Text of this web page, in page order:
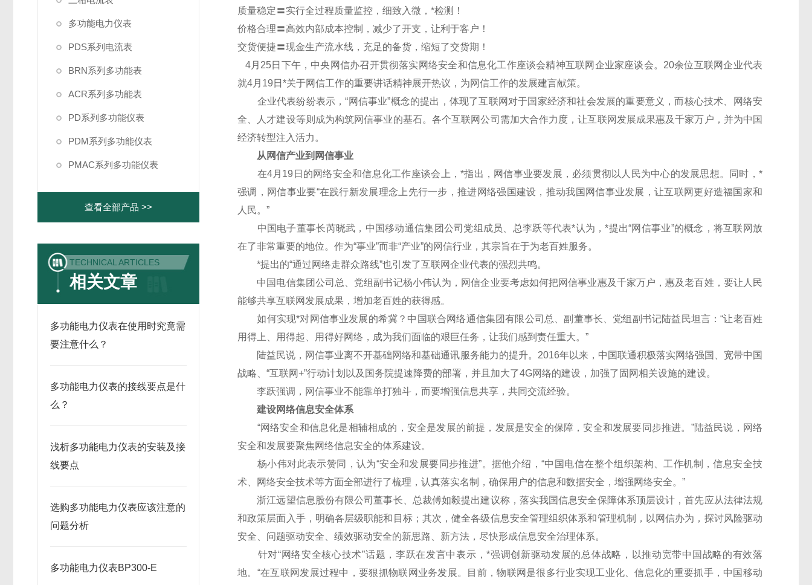
多功能电力仪表
PDS系列电流表
BRN系列多功能表
ACR系列多功能表
PD系列多功能仪表
PDM系列多功能仪表
PMAC系列多功能仪表
查看全部产品 >>
TECHNICAL ARTICLES
相关文章
多功能电力仪表在使用时究竟需
要注意什么？
多功能电力仪表的接线要点是什
么？
浅析多功能电力仪表的安装及接
线要点
选购多功能电力仪表应该注意的
问题分析
多功能电力仪表BP300-E
质量稳定〓实行全过程质量监控，细致入微，*检测！
价格合理〓高效内部成本控制，减少了开支，让利于客户！
交货便捷〓现金生产流水线，充足的备货，缩短了交货期！
4月25日下午，中央网信办召开贯彻落实网络安全和信息化工作座谈会精神互联网企业家座谈会。20余位互联网企业代表
就4月19日*关于网信工作的重要讲话精神展开热议，为网信工作的发展建言献策。
企业代表纷纷表示，“网信事业”概念的提出，体现了互联网对于国家经济和社会发展的重要意义，而核心技术、网络安
全、人才建设等则成为构筑网信事业的基石。各个互联网公司需加大合作力度，让互联网发展成果惠及千家万户，并为中国
经济转型注入活力。
从网信产业到网信事业
在4月19日的网络安全和信息化工作座谈会上，*指出，网信事业要发展，必须贯彻以人民为中心的发展思想。同时，*
强调，网信事业要“在践行新发展理念上先行一步，推进网络强国建设，推动我国网信事业发展，让互联网更好造福国家和
人民。”
中国电子董事长芮晓武，中国移动通信集团公司党组成员、总李跃等代表*认为，*提出“网信事业”的概念，将互联网放
在了非常重要的地位。作为“事业”而非“产业”的网信行业，其宗旨在于为老百姓服务。
*提出的“通过网络走群众路线”也引发了互联网企业代表的强烈共鸣。
中国电信集团公司总、党组副书记杨小伟认为，网信企业要考虑如何把网信事业惠及千家万户，惠及老百姓，要让人民
能够共享互联网发展成果，增加老百姓的获得感。
如何实现*对网信事业发展的希冀？中国联合网络通信集团有限公司总、副董事长、党组副书记陆益民坦言：“让老百姓
用得上、用得起、用得好网络，成为我们面临的艰巨任务，让我们感到责任重大。”
陆益民说，网信事业离不开基础网络和基础通讯服务能力的提升。2016年以来，中国联通积极落实网络强国、宽带中国
战略、“互联网+”行动计划以及国务院提速降费的部署，并且加大了4G网络的建设，加强了固网相关设施的建设。
李跃强调，网信事业不能靠单打独斗，而要增强信息共享，共同交流经验。
建设网络信息安全体系
“网络安全和信息化是相辅相成的，安全是发展的前提，发展是安全的保障，安全和发展要同步推进。”陆益民说，网络
安全和发展要聚焦网络信息安全的体系建设。
杨小伟对此表示赞同，认为“安全和发展要同步推进”。据他介绍，“中国电信在整个组织架构、工作机制，信息安全技
术、网络安全技术等方面全部进行了梳理，认真落实名制，确保用户的信息和数据安全，增强网络安全。”
浙江远望信息股份有限公司董事长、总裁傅如毅提出建议称，落实我国信息安全保障体系顶层设计，首先应从法律法规
和政策层面入手，明确各层级职能和目标；其次，健全各级信息安全管理组织体系和管理机制，以网信办为，探讨风险驱动
安全、问题驱动安全、绩效驱动安全的新思路、新方法，尽快形成信息安全治理体系。
针对“网络安全核心技术”话题，李跃在发言中表示，*强调创新驱动发展的总体战略，以推动宽带中国战略的有效落
地。“在互联网发展过程中，要狠抓物联网业务发展。目前，物联网是很多行业实现工业化、信息化的重要抓手，中国移动